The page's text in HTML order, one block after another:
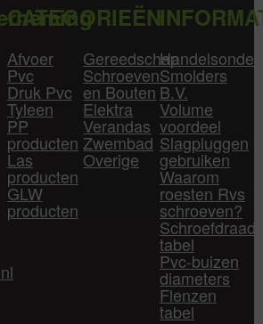
CATEGORIEËN
Afvoer
Pvc
Druk Pvc
Tyleen
PP
producten
Las
producten
GLW
producten
Gereedschap
Schroeven
en Bouten
Elektra
Verandas
Zwembad
Overige
Smolders
B.V.
Volume
voordeel
Slagpluggen
gebruiken
Waarom
roesten Rvs
schroeven?
Schroefdraad
tabel
Pvc-buizen
diameters
Flenzen
tabel